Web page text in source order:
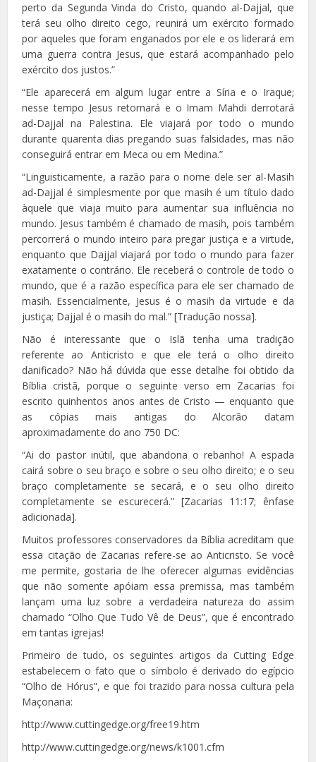
perto da Segunda Vinda do Cristo, quando al-Dajjal, que
terá seu olho direito cego, reunirá um exército formado
por aqueles que foram enganados por ele e os liderará em
uma guerra contra Jesus, que estará acompanhado pelo
exército dos justos.”
“Ele aparecerá em algum lugar entre a Síria e o Iraque;
nesse tempo Jesus retornará e o Imam Mahdi derrotará
ad-Dajjal na Palestina. Ele viajará por todo o mundo
durante quarenta dias pregando suas falsidades, mas não
conseguirá entrar em Meca ou em Medina.”
“Linguisticamente, a razão para o nome dele ser al-Masih
ad-Dajjal é simplesmente por que masih é um título dado
àquele que viaja muito para aumentar sua influência no
mundo. Jesus também é chamado de masih, pois também
percorrerá o mundo inteiro para pregar justiça e a virtude,
enquanto que Dajjal viajará por todo o mundo para fazer
exatamente o contrário. Ele receberá o controle de todo o
mundo, que é a razão específica para ele ser chamado de
masih. Essencialmente, Jesus é o masih da virtude e da
justiça; Dajjal é o masih do mal.” [Tradução nossa].
Não é interessante que o Islã tenha uma tradição
referente ao Anticristo e que ele terá o olho direito
danificado? Não há dúvida que esse detalhe foi obtido da
Bíblia cristã, porque o seguinte verso em Zacarias foi
escrito quinhentos anos antes de Cristo — enquanto que
as cópias mais antigas do Alcorão datam
aproximadamente do ano 750 DC:
“Ai do pastor inútil, que abandona o rebanho! A espada
cairá sobre o seu braço e sobre o seu olho direito; e o seu
braço completamente se secará, e o seu olho direito
completamente se escurecerá.” [Zacarias 11:17; ênfase
adicionada].
Muitos professores conservadores da Bíblia acreditam que
essa citação de Zacarias refere-se ao Anticristo. Se você
me permite, gostaria de lhe oferecer algumas evidências
que não somente apóiam essa premissa, mas também
lançam uma luz sobre a verdadeira natureza do assim
chamado “Olho Que Tudo Vê de Deus”, que é encontrado
em tantas igrejas!
Primeiro de tudo, os seguintes artigos da Cutting Edge
estabelecem o fato que o símbolo é derivado do egípcio
“Olho de Hórus”, e que foi trazido para nossa cultura pela
Maçonaria:
http://www.cuttingedge.org/free19.htm
http://www.cuttingedge.org/news/k1001.cfm